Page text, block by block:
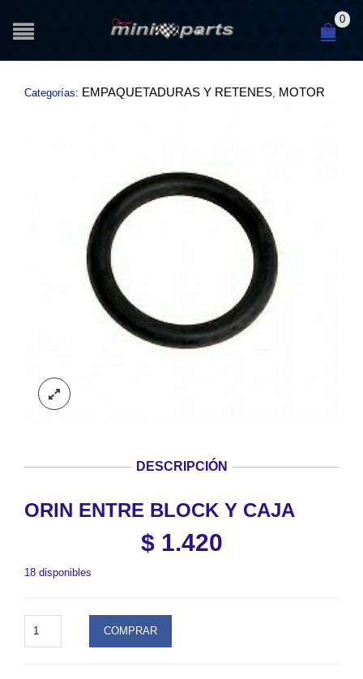
0
Categorías: EMPAQUETADURAS Y RETENES MOTOR
DESCRIPCIÓN
ORIN ENTRE BLOCK Y CAJA
$1.420
18 disponibles
ENTRE
COMPRAR